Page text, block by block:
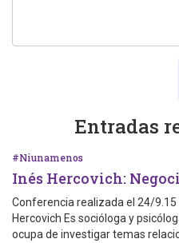
Entradas
#Niunamenos
Inés Hercovich:
Conferencia realizada el 24/9.15
Hercovich Es socióloga y
ocupa de investigar temas